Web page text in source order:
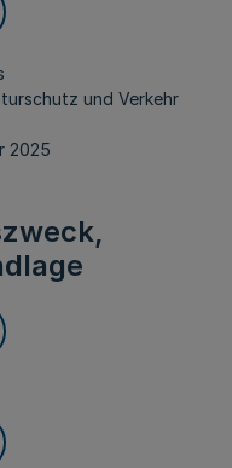
und Verkehr
2025